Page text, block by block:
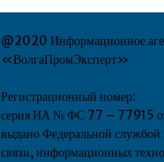
@2020 Информационное
«ВолгаПромЭксперт»
Регистрационный номер:
серия ИА № ФС 77 – 77915
выдано Федеральной службой
связи, информационных